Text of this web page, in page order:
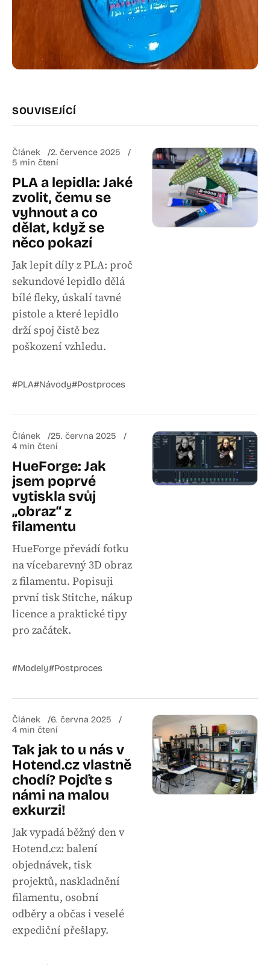
SOUVISEJÍCÍ
Článek
2. července 2025
5 min čtení
PLA a lepidla: Jaké
zvolit, čemu se
vyhnout a co
dělat, když se
něco pokazí
Jak lepit díly z PLA: proč
sekundové lepidlo dělá
bílé fleky, úskalí tavné
pistole a které lepidlo
drží spoj čistě bez
poškození vzhledu.
#PLA#Návody#Postproces
Článek
25. června 2025
4 min čtení
HueForge: Jak
jsem poprvé
vytiskla svůj
„obraz“ z
filamentu
HueForge převádí fotku
na vícebarevný 3D obraz
z filamentu. Popisuji
první tisk Stitche, nákup
licence a praktické tipy
pro začátek.
#Modely#Postproces
Článek
6. června 2025
4 min čtení
Tak jak to u nás v
Hotend.cz vlastně
chodí? Pojďte s
námi na malou
exkurzi!
Jak vypadá běžný den v
Hotend.cz: balení
objednávek, tisk
projektů, naskladnění
filamentu, osobní
odběry a občas i veselé
expediční přešlapy.